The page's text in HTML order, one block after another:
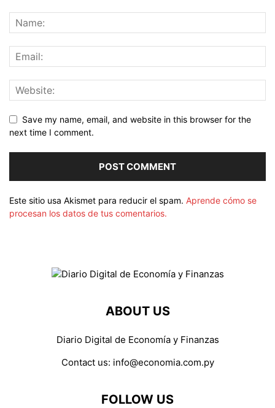
Save my name, email, and website in this browser for the
next time I comment.
Este sitio usa Akismet para reducir el spam. Aprende cómo se
procesan los datos de tus comentarios.
ABOUT US
Diario Digital de Economía y Finanzas
Contact us: info@economia.com.py
FOLLOW US